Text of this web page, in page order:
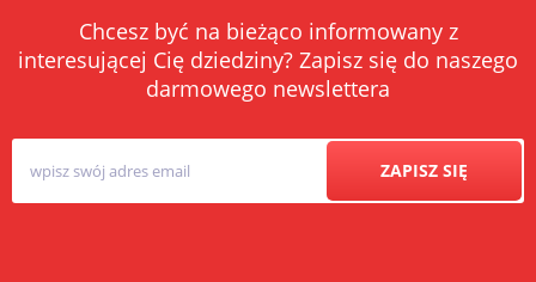
Chcesz być na bieżąco informowany z
interesującej Cię dziedziny? Zapisz się do naszego
darmowego newslettera
ZAPISZ SIĘ